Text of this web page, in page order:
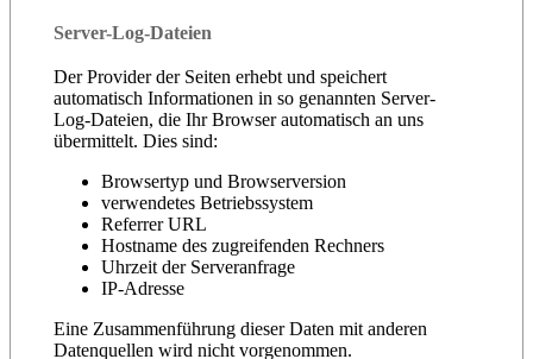
Server-Log-Dateien
Der Provider der Seiten erhebt und speichert
automatisch Informationen in so genannten Server-
Log-Dateien, die Ihr Browser automatisch an uns
übermittelt. Dies sind:
Browsertyp und Browserversion
verwendetes Betriebssystem
Referrer URL
Hostname des zugreifenden Rechners
Uhrzeit der Serveranfrage
IP-Adresse
Eine Zusammenführung dieser Daten mit anderen
Datenquellen wird nicht vorgenommen.